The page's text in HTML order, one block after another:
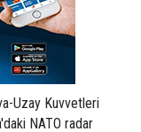
Uzay Kuvvetleri
NATO radar